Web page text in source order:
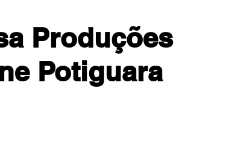
Produções
Potiguara